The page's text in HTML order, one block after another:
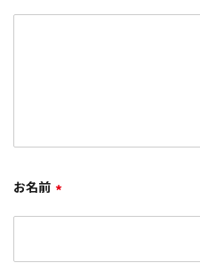
お名前 *